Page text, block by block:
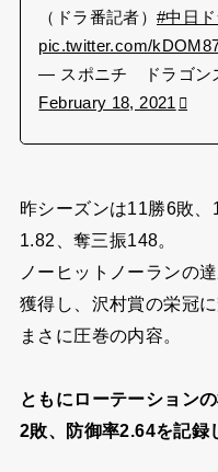
（ドラ番記者） #中日
pic.twitter.com/
— スポニチ ドラゴン
February 18, 2021
昨シーズンは11勝6敗
1.82、奪三振148。
ノーヒットノーランの
獲得し、沢村賞の栄冠に
まさに圧巻の内容。
ともにローテーション
2敗、防御率2.64を記録